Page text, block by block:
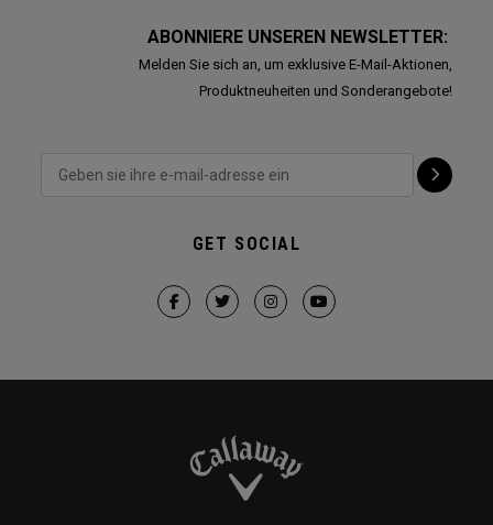
ABONNIERE UNSEREN NEWSLETTER:
Melden Sie sich an, um exklusive E-Mail-Aktionen,
Produktneuheiten und Sonderangebote!
GET SOCIAL